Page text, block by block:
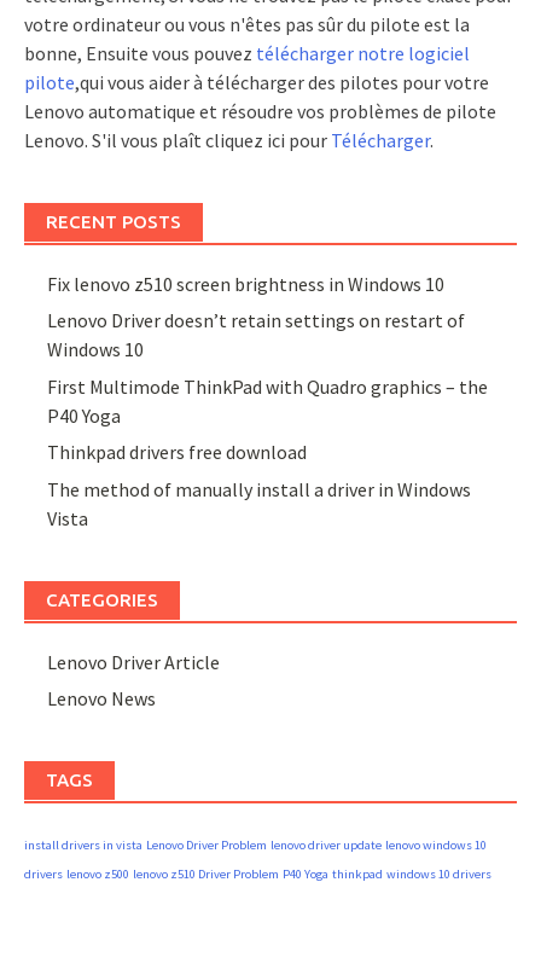
votre ordinateur ou vous n'êtes pas sûr du pilote est la
bonne, Ensuite vous pouvez télécharger notre logiciel
pilote,qui vous aider à télécharger des pilotes pour votre
Lenovo automatique et résoudre vos problèmes de pilote
Lenovo. S'il vous plaît cliquez ici pour Télécharger.
RECENT POSTS
Fix lenovo z510 screen brightness in Windows 10
Lenovo Driver doesn’t retain settings on restart of
Windows 10
First Multimode ThinkPad with Quadro graphics – the
P40 Yoga
Thinkpad drivers free download
The method of manually install a driver in Windows
Vista
CATEGORIES
Lenovo Driver Article
Lenovo News
TAGS
install drivers in vista Lenovo Driver Problem lenovo driver update lenovo windows 10
drivers lenovo z500 lenovo z510 Driver Problem P40 Yoga thinkpad windows 10 drivers